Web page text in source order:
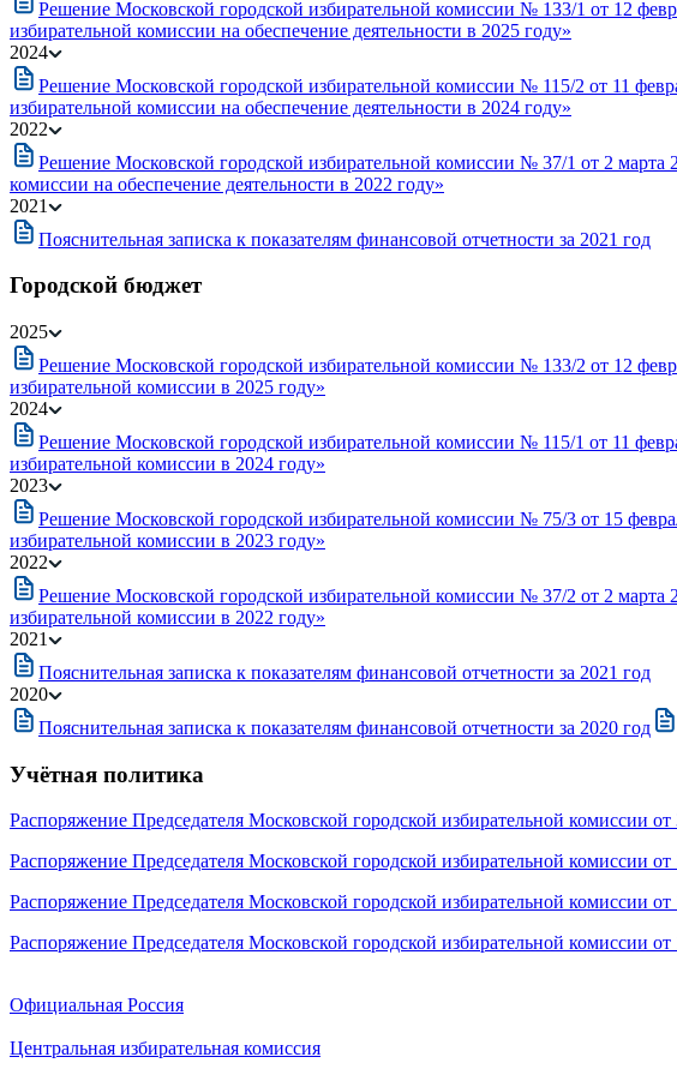
Решение Московской городской избирательной комиссии № 133/1 от 12
избирательной комиссии на обеспечение деятельности в 2025 году»
2024
Решение Московской городской избирательной комиссии № 115/2 от 11
избирательной комиссии на обеспечение деятельности в 2024 году»
2022
Решение Московской городской избирательной комиссии № 37/1 от 2
комиссии на обеспечение деятельности в 2022 году»
2021
Пояснительная записка к показателям финансовой отчетности за 2021 год
Городской бюджет
2025
Решение Московской городской избирательной комиссии № 133/2 от 12
избирательной комиссии в 2025 году»
2024
Решение Московской городской избирательной комиссии № 115/1 от 11
избирательной комиссии в 2024 году»
2023
Решение Московской городской избирательной комиссии № 75/3 от 15
избирательной комиссии в 2023 году»
2022
Решение Московской городской избирательной комиссии № 37/2 от 2
избирательной комиссии в 2022 году»
2021
Пояснительная записка к показателям финансовой отчетности за 2021 год
2020
Пояснительная записка к показателям финансовой отчетности за 2020 год
Учётная политика
Распоряжение Председателя Московской городской избирательной комиссии
Распоряжение Председателя Московской городской избирательной
Распоряжение Председателя Московской городской избирательной
Распоряжение Председателя Московской городской избирательной
Официальная Россия
Центральная избирательная комиссия